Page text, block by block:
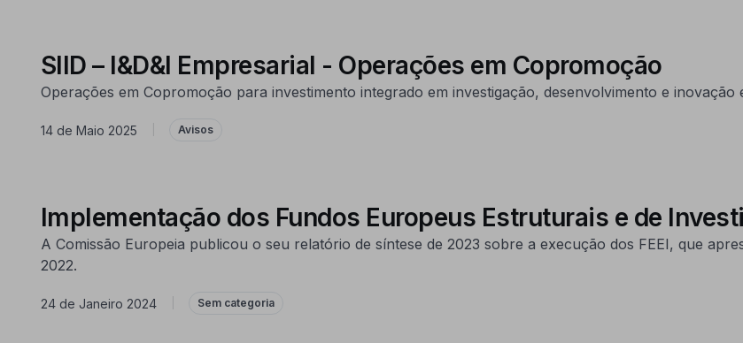
SIID – I&D&I Empresarial - Operações em Copromoção
Operações em Copromoção para investimento integrado em investigação, desenvolvimento e inovação
14 de Maio 2025 Avisos
Implementação dos Fundos Europeus Estruturais e de
A Comissão Europeia publicou o seu relatório de síntese de 2023 sobre a execução dos FEEI, que
2022.
24 de Janeiro 2024 Sem categoria